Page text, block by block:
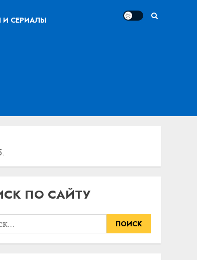
СЕРИАЛЫ
ПО САЙТУ